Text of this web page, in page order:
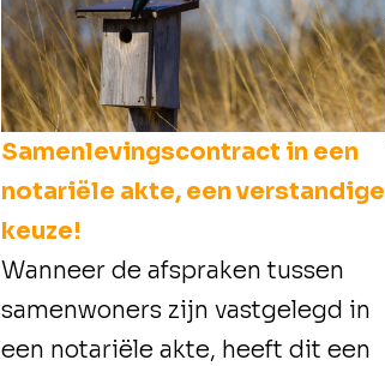
Samenlevingscontract in een
notariële akte, een verstandige
keuze!
Wanneer de afspraken tussen
samenwoners zijn vastgelegd in
een notariële akte, heeft dit een